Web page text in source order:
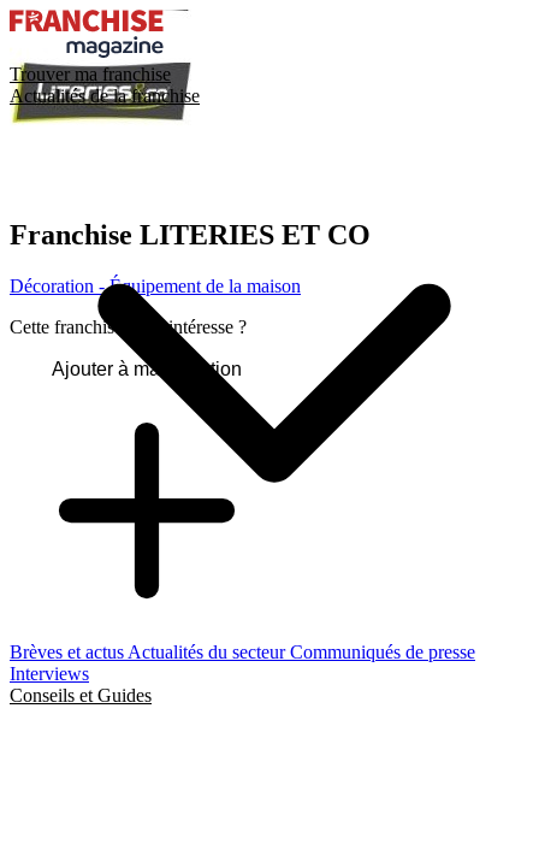
Trouver ma franchise
Actualités de la franchise
Brèves et actus Actualités du secteurCommuniqués de presse
Interviews
Conseils et Guides
Franchise LITERIES ET CO
Décoration - Équipement de la maison
Cette franchise vous intéresse ?
Ajouter à ma sélection